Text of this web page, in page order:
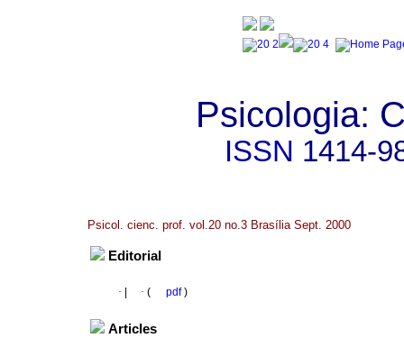
Psicologia:
ISSN 1414-
Psicol. cienc. prof. vol.20 no.3 Brasília Sept. 2000
Editorial
· · ( pdf)
Articles